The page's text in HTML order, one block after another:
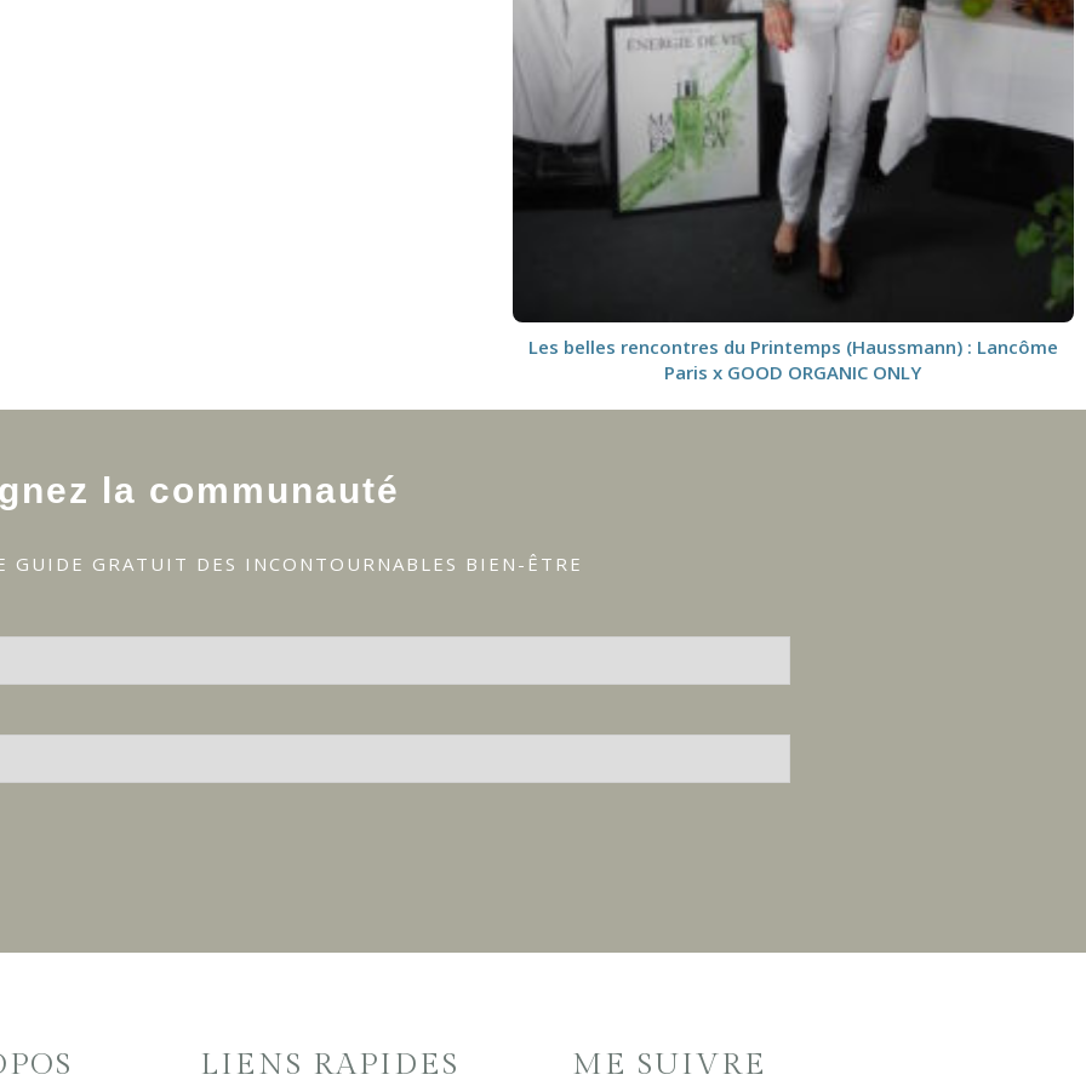
Les belles rencontres du Printemps (Haussmann) : Lancôme
Paris x GOOD ORGANIC ONLY
la communauté
GUIDE GRATUIT DES INCONTOURNABLES BIEN-ÊTRE
LIENS RAPIDES ME SUIVRE